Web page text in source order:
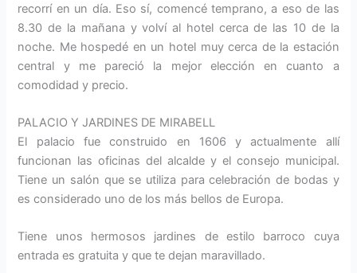
recorrí en un día. Eso sí, comencé temprano, a eso de las
8.30 de la mañana y volví al hotel cerca de las 10 de la
noche. Me hospedé en un hotel muy cerca de la estación
central y me pareció la mejor elección en cuanto a
comodidad y precio.
PALACIO Y JARDINES DE MIRABELL
El palacio fue construido en 1606 y actualmente allí
funcionan las oficinas del alcalde y el consejo municipal.
Tiene un salón que se utiliza para celebración de bodas y
es considerado uno de los más bellos de Europa.
Tiene unos hermosos jardines de estilo barroco cuya
entrada es gratuita y que te dejan maravillado.